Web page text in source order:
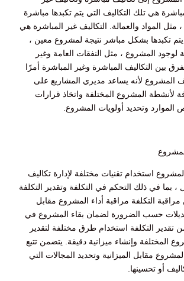
هي تلك التكاليف التي يتم تكبدها مباشرة
المواد والعمالة. التكاليف غير المباشرة هي
يتم تكبدها بشكل مباشر نتيجة لمشروع معين ،
لوجود المشروع ، مثل النفقات العامة وغير
بين التكاليف المباشرة وغير المباشرة أمرًا
المشروع لأنه يساعد مديري المشاريع على
لأنشطة المشروع المختلفة واتخاذ قرارات
وتحديد أولويات المشروع.
استخدام تقنيات مختلفة لإدارة تكاليف
بما في ذلك التحكم في التكلفة وتقدير التكلفة
مراقبة التكلفة مراقبة أداء المشروع مقابل
حسب الضرورة لضمان بقاء المشروع في
تقدير التكلفة استخدام طرق مختلفة لتقدير
المختلفة وإنشاء ميزانية دقيقة. يتضمن تتبع
مقابل الميزانية وتحديد المجالات التي
أو تحسينها.